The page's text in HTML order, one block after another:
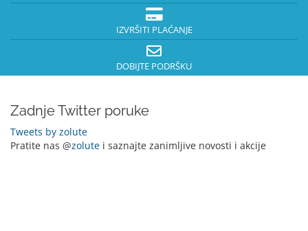
IZVRŠITI PLAĆANJE
DOBIJTE PODRŠKU
Zadnje Twitter poruke
Tweets by zolute
Pratite nas @zolute i saznajte zanimljive novosti i akcije